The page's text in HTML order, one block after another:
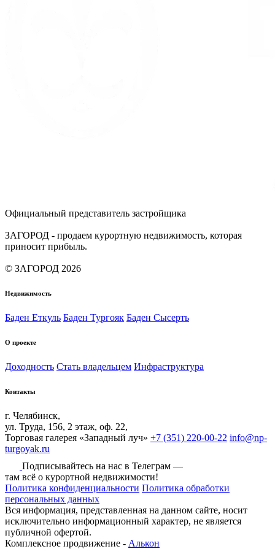
Официальный представитель застройщика
ЗАГОРОД - продаем курортную недвижимость, которая
приносит прибыль.
© ЗАГОРОД 2026
Недвижимость
Баден Еткуль Баден Тургояк Баден Сысерть
О проекте
Доходность Стать владельцем Инфраструктура
Контакты
г. Челябинск,
ул. Труда, 156, 2 этаж, оф. 22,
Торговая галерея «Западный луч» +7 (351) 220-00-22 info@np-
turgoyak.ru
Подписывайтесь на нас в Телеграм —
там всё о курортной недвижимости!
Политика конфиденциальности Политика обработки
персональных данных
Вся информация, представленная на данном сайте, носит
исключительно информационный характер, не является
публичной офертой.
Комплексное продвижение - Алькон